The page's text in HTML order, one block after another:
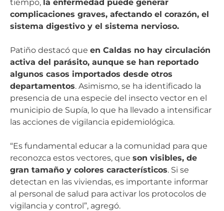
tiempo, la enfermedad puede generar
complicaciones graves, afectando el corazón, el
sistema digestivo y el sistema nervioso.
Patiño destacó que en Caldas no hay circulación
activa del parásito, aunque se han reportado
algunos casos importados desde otros
departamentos. Asimismo, se ha identificado la
presencia de una especie del insecto vector en el
municipio de Supía, lo que ha llevado a intensificar
las acciones de vigilancia epidemiológica.
“Es fundamental educar a la comunidad para que
reconozca estos vectores, que son visibles, de
gran tamaño y colores característicos. Si se
detectan en las viviendas, es importante informar
al personal de salud para activar los protocolos de
vigilancia y control”, agregó.